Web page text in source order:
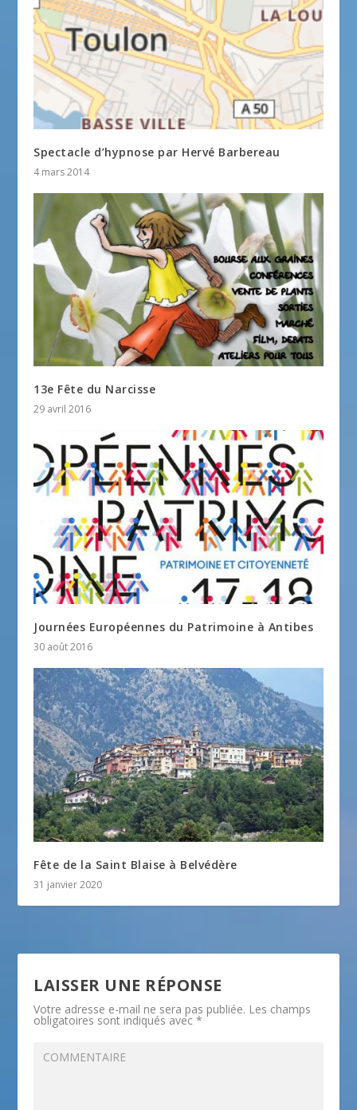
Spectacle d’hypnose par Hervé Barbereau
4 mars 2014
13e Fête du Narcisse
29 avril 2016
Journées Européennes du Patrimoine à Antibes
30 août 2016
Fête de la Saint Blaise à Belvédère
31 janvier 2020
LAISSER UNE RÉPONSE
Votre adresse e-mail ne sera pas publiée. Les champs
obligatoires sont indiqués avec*